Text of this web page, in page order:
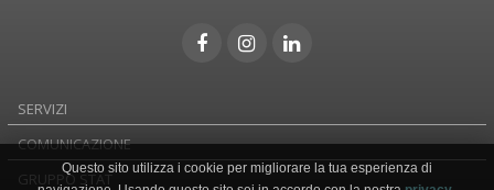
SERVIZI
COMUNICAZIONE
GRUPPO STAT
Questo sito utilizza i cookie per migliorare la tua esperienza di